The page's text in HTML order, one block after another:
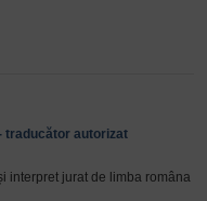
traducător autorizat
interpret jurat de limba româna